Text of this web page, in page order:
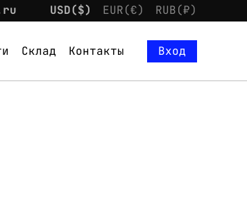
USD($) EUR(€) RUB(₽)
Склад Контакты
Вход